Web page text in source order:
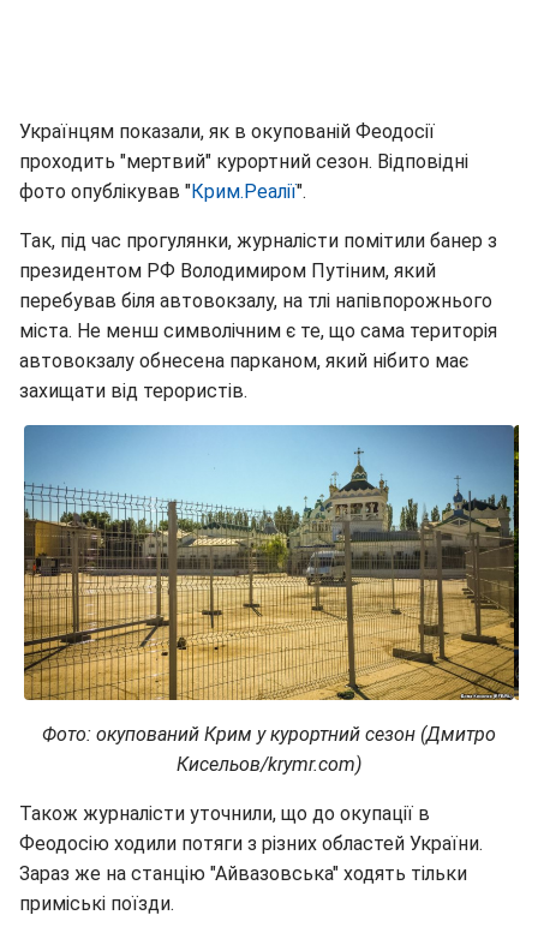
Українцям показали, як в окупованій Феодосії
проходить "мертвий" курортний сезон. Відповідні
фото опублікував "Крим.Реалії".
Так, під час прогулянки, журналісти помітили банер з
президентом РФ Володимиром Путіним, який
перебував біля автовокзалу, на тлі напівпорожнього
міста. Не менш символічним є те, що сама територія
автовокзалу обнесена парканом, який нібито має
захищати від терористів.
Фото: окупований Крим у курортний сезон (Дмитро
Кисельов/krymr.com)
Також журналісти уточнили, що до окупації в
Феодосію ходили потяги з різних областей України.
Зараз же на станцію "Айвазовська" ходять тільки
приміські поїзди.